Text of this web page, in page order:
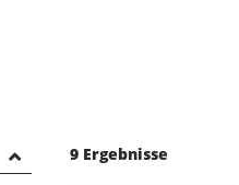
9 Ergebnisse